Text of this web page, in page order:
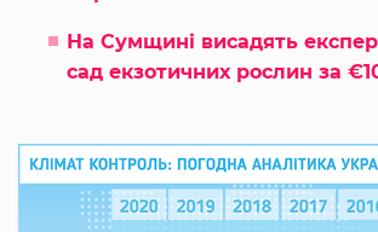
На Сумщині висадять
сад екзотичних рослин за